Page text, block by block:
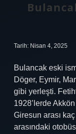
Tarih: Nisan 4, 2025
Bulancak eski
Döger, Eymir,
gibi yerleşti.
1928’lerde
Giresun arası
arasındaki